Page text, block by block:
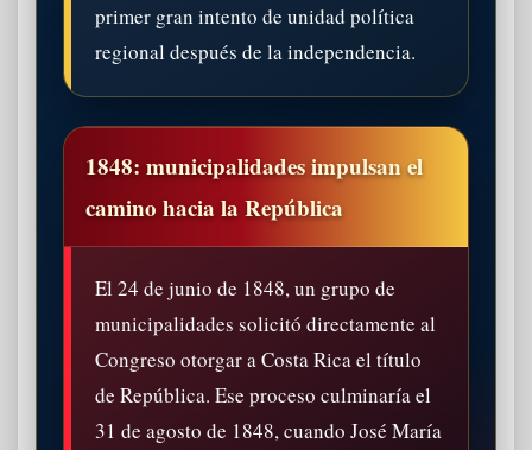
primer gran intento de unidad política
regional después de la independencia.
1848: municipalidades impulsan el
camino hacia la República
El 24 de junio de 1848, un grupo de
municipalidades solicitó directamente al
Congreso otorgar a Costa Rica el título
de República. Ese proceso culminaría el
31 de agosto de 1848, cuando José María